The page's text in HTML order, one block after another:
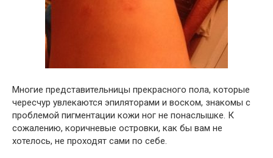
Многие представительницы прекрасного пола, которые
чересчур увлекаются эпиляторами и воском, знакомы с
проблемой пигментации кожи ног не понаслышке. К
сожалению, коричневые островки, как бы вам не
хотелось, не проходят сами по себе.